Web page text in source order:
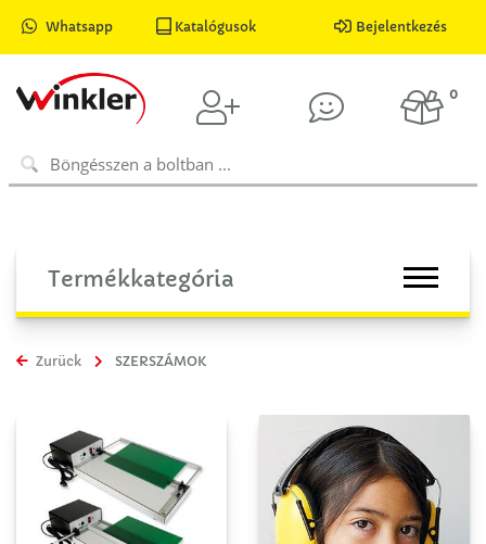
Whatsapp Katalógusok Bejelentkezés
0
Termékkategória
Zurück SZERSZÁMOK